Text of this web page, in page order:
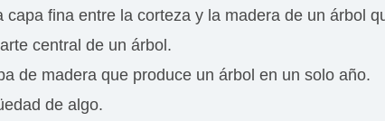
capa fina entre la corteza y la madera de un árbol
central de un árbol.
de madera que produce un árbol en un solo año.
de algo.